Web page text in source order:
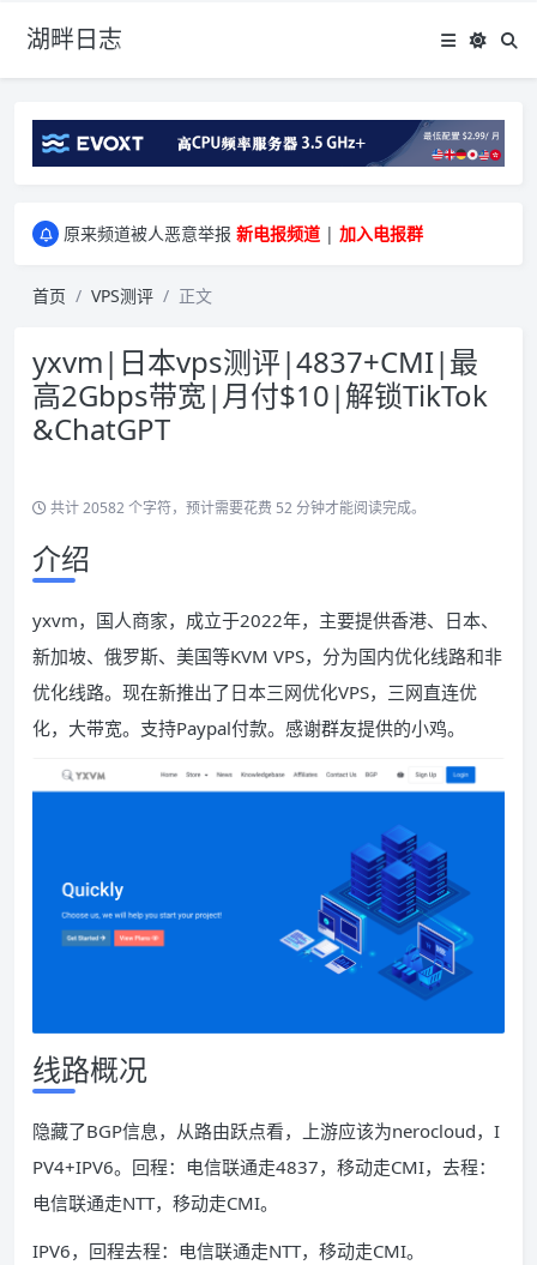
湖畔日志
greenwebpage|香港|日本|新加坡|美国等多地vps测评|移动直连|1Gbps带宽|年付€29
原来频道被人恶意举报 新电报频道 | 加入电报群
首页 VPS测评 正文
yxvm|日本vps测评|4837+CMI|最
高2Gbps带宽|月付$10|解锁TikTok
&ChatGPT
共计 20582 个字符，预计需要花费 52 分钟才能阅读完成。
介绍
yxvm，国人商家，成立于2022年，主要提供香港、日本、
新加坡、俄罗斯、美国等KVM VPS，分为国内优化线路和非
优化线路。现在新推出了日本三网优化VPS，三网直连优
化，大带宽。支持Paypal付款。感谢群友提供的小鸡。
线路概况
隐藏了BGP信息，从路由跃点看，上游应该为nerocloud，I
PV4+IPV6。回程：电信联通走4837，移动走CMI，去程：
电信联通走NTT，移动走CMI。
IPV6，回程去程：电信联通走NTT，移动走CMI。